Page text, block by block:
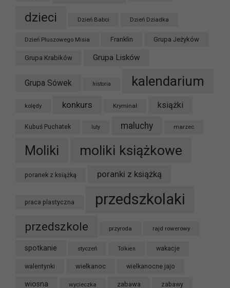
dzieci Dzień Babci Dzień Dziadka
Dzień Pluszowego Misia Franklin Grupa Jeżyków
Grupa Krabików Grupa Lisków
Grupa Sówek historia kalendarium
kolędy konkurs Kryminał książki
Kubuś Puchatek luty maluchy marzec
Moliki moliki książkowe
poranek z książką poranki z książką
praca plastyczna przedszkolaki
przedszkole przyroda rajd rowerowy
spotkanie styczeń Tolkien wakacje
walentynki wielkanoc wielkanocne jajo
wiosna wycieczka zabawa zabawy